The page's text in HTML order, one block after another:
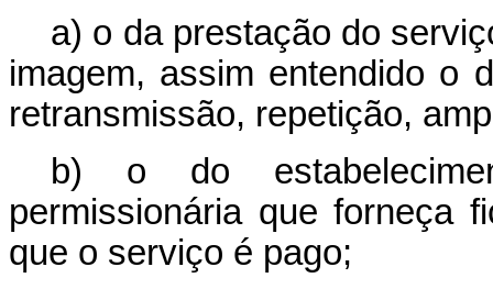
a) o da prestação do
imagem, assim entendido o
retransmissão, repetição,
b) o do
permissionária que forneça
que o serviço é pago;